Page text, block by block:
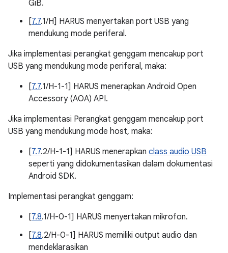
GiB.
[7.7.1/H] HARUS menyertakan port USB yang
mendukung mode periferal.
Jika implementasi perangkat genggam mencakup port
USB yang mendukung mode periferal, maka:
[7.7.1/H-1-1] HARUS menerapkan Android Open
Accessory (AOA) API.
Jika implementasi Perangkat genggam mencakup port
USB yang mendukung mode host, maka:
[7.7.2/H-1-1] HARUS menerapkan class audio USB
seperti yang didokumentasikan dalam dokumentasi
Android SDK.
Implementasi perangkat genggam:
[7.8.1/H-0-1] HARUS menyertakan mikrofon.
[7.8.2/H-0-1] HARUS memiliki output audio dan
mendeklarasikan